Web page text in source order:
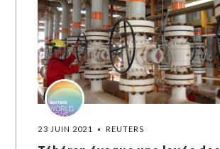
23 JUIN 2021 REUTERS